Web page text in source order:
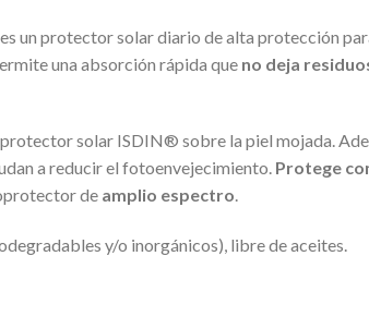
es un protector solar diario de alta protección
una absorción rápida que no deja
solar ISDIN® sobre la piel mojada.
a reducir el fotoenvejecimiento. Protege
de amplio espectro.
y/o inorgánicos), libre de aceites.